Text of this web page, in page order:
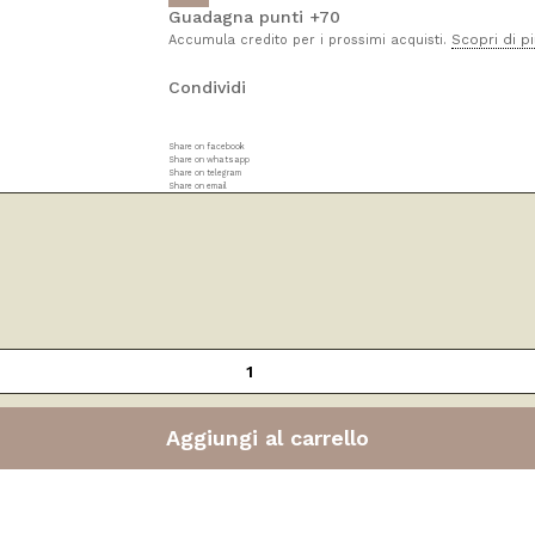
Guadagna punti +70
Accumula credito per i prossimi acquisti. Scopri di
Condividi
Share on facebook
Share on whatsapp
Share on telegram
Share on email
Aggiungi al carrello